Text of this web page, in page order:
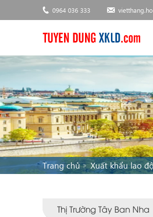
0964 036 333
Trang chủ Xuất khẩu lao
Thị Trường Tây Ban Nha